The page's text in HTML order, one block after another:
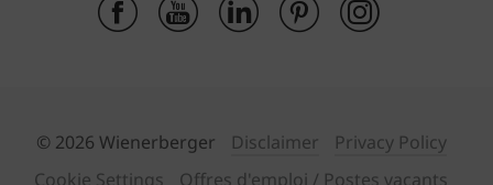
© 2026 Wienerberger Disclaimer
Privacy Policy
Cookie Settings
Offres d'emploi / Postes vacants